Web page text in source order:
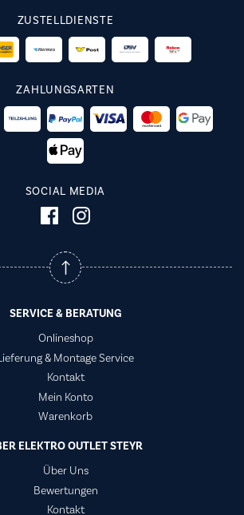
ZUSTELLDIENSTE
ZAHLUNGSARTEN
SOCIAL MEDIA
SERVICE & BERATUNG
Onlineshop
& Montage Service
Kontakt
Mein Konto
Warenkorb
ELEKTRO OUTLET STEYR
Über Uns
Bewertungen
Kontakt